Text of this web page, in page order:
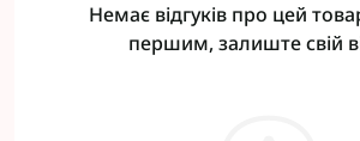
Немає відгуків про цей
першим, залиште свій